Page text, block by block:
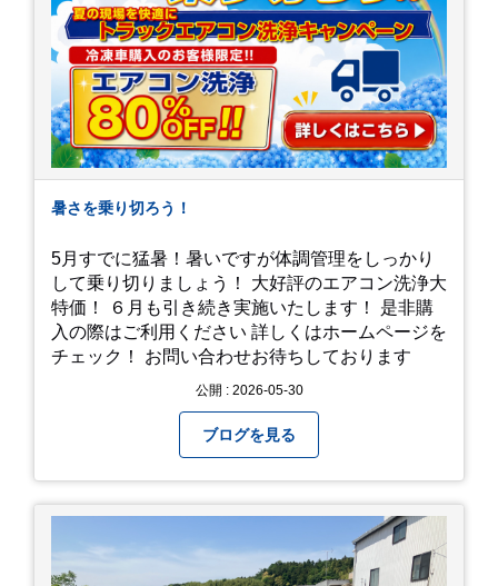
暑さを乗り切ろう！
5月すでに猛暑！暑いですが体調管理をしっかり
して乗り切りましょう！ 大好評のエアコン洗浄大
特価！ ６月も引き続き実施いたします！ 是非購
入の際はご利用ください 詳しくはホームページを
チェック！ お問い合わせお待ちしております
公開 : 2026-05-30
ブログを見る